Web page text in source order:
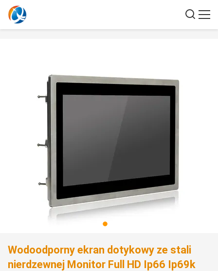
Wodoodporny ekran dotykowy ze stali
nierdzewnej Monitor Full HD Ip66 Ip69k